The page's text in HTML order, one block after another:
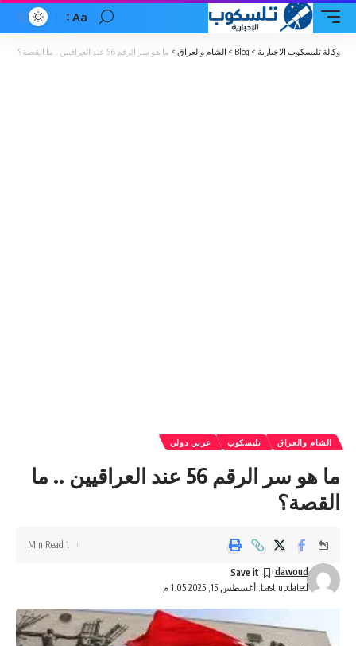
Font
Resizer
Aa
وكالة تليسكوب الاخبارية >
Blog
> الشام والعراق > ما هو سر الرقم 56 عند العراقيين .. ما القصة؟
الشام والعراق تليسكوب عربي دولي
ما هو سر الرقم 56 عند العراقيين .. ما
القصة؟
Last updated: أغسطس 15, 2025 1:05 م
dawoud
1 Min Read